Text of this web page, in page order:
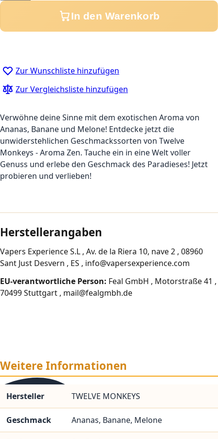
In den Warenkorb
Zur Wunschliste hinzufügen
Zur Vergleichsliste hinzufügen
Verwöhne deine Sinne mit dem exotischen Aroma von
Ananas, Banane und Melone! Entdecke jetzt die
unwiderstehlichen Geschmackssorten von Twelve
Monkeys - Aroma Zen. Tauche ein in eine Welt voller
Genuss und erlebe den Geschmack des Paradieses! Jetzt
probieren und verlieben!
Herstellerangaben
Vapers Experience S.L , Av. de la Riera 10, nave 2 , 08960
Sant Just Desvern , ES , info@vapersexperience.com
EU-verantwortliche Person: Feal GmbH , Motorstraße 41 ,
70499 Stuttgart , mail@fealgmbh.de
Weitere Informationen
Hersteller TWELVE MONKEYS
Geschmack Ananas, Banane, Melone